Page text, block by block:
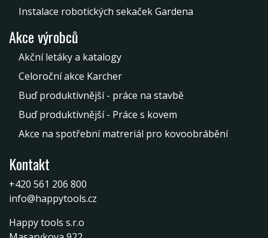
Instalace robotických sekaček Gardena
Akce výrobců
Akční letáky a katalogy
Celoroční akce Karcher
Buď produktivnější - práce na stavbě
Buď produktivnější - Práce s kovem
Akce na spotřební matreriál pro kovoobrábění
Kontakt
+420 561 206 800
info@happytools.cz
Happy tools s.r.o